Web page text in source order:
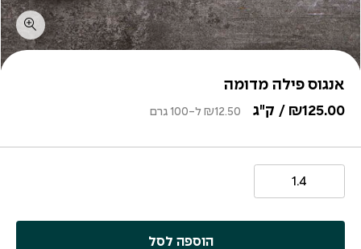
אנגוס פילה מדומה
₪125.00 / ק"ג ₪12.50 ל-100 גרם
הוספה לסל